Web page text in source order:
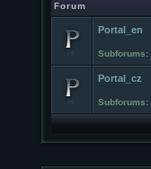
Forum
Portal_en
Subforums:
Portal_cz
Subforums: